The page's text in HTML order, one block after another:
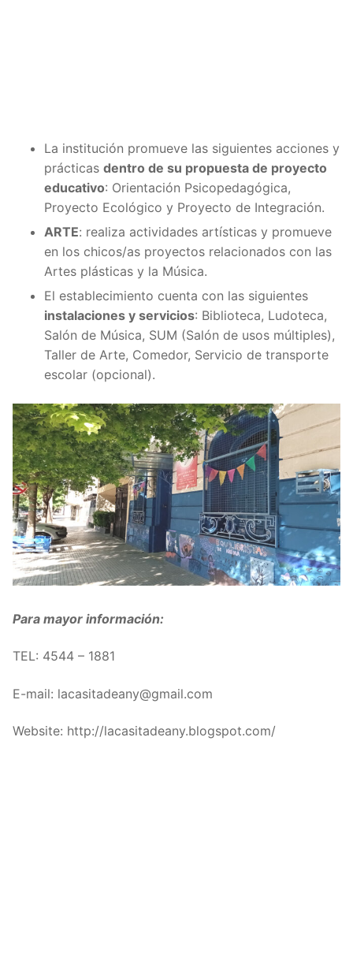
La institución promueve las siguientes acciones y
prácticas dentro de su propuesta de proyecto
educativo: Orientación Psicopedagógica,
Proyecto Ecológico y Proyecto de Integración.
ARTE: realiza actividades artísticas y promueve
en los chicos/as proyectos relacionados con las
Artes plásticas y la Música.
El establecimiento cuenta con las siguientes
instalaciones y servicios: Biblioteca, Ludoteca,
Salón de Música, SUM (Salón de usos múltiples),
Taller de Arte, Comedor, Servicio de transporte
escolar (opcional).
Para mayor información:
TEL: 4544 – 1881
E-mail: lacasitadeany@gmail.com
Website: http://lacasitadeany.blogspot.com/